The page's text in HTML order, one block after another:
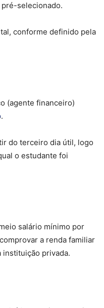
selecionado.
conforme definido pela
(agente financeiro)
.
do terceiro dia útil, logo
o estudante foi
salário mínimo por
a renda familiar
instituição privada.